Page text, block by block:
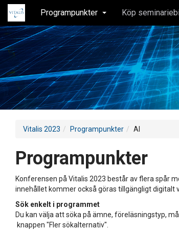
Programpunkter Köp
Vitalis 2023 Programpunkter AI
Programpunkter
Konferensen på Vitalis 2023 består av flera spår
innehållet kommer också göras tillgängligt digitalt
Sök enkelt i programmet
Du kan välja att söka på ämne, föreläsningstyp,
knappen "Fler sökalternativ".